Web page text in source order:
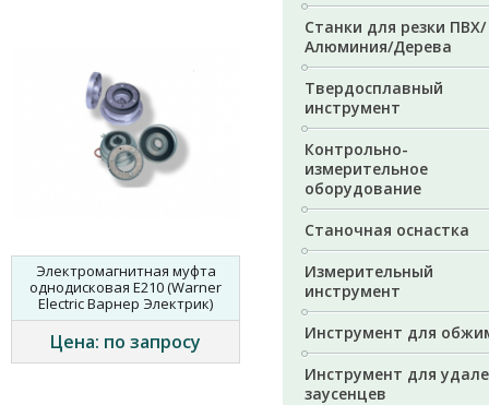
Электромагнитная муфта
однодисковая E210 (Warner
Electric Варнер Электрик)
Цена: по запросу
Станки для резки ПВХ/
Алюминия/Дерева
Твердосплавный
инструмент
Контрольно-
измерительное
оборудование
Станочная оснастка
Измерительный
инструмент
Инструмент для
Инструмент для
заусенцев